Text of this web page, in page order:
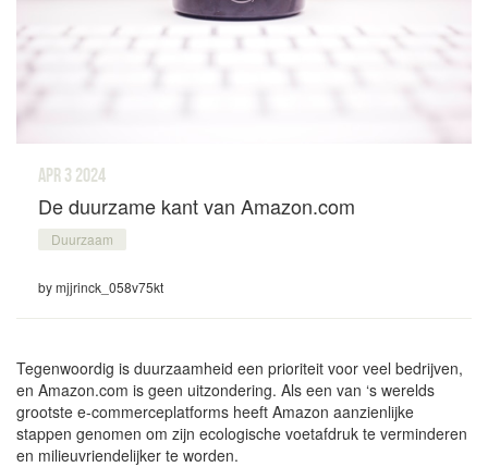
apr 3 2024
De duurzame kant van Amazon.com
Duurzaam
by mjjrinck_058v75kt
Tegenwoordig is duurzaamheid een prioriteit voor veel bedrijven,
en Amazon.com is geen uitzondering. Als een van ‘s werelds
grootste e-commerceplatforms heeft Amazon aanzienlijke
stappen genomen om zijn ecologische voetafdruk te verminderen
en milieuvriendelijker te worden.